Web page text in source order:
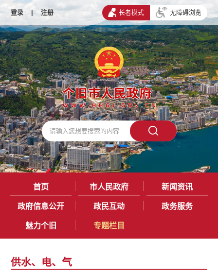
登录 | 注册 长者模式 无障碍浏览
首页 市人民政府 新闻资讯
政府信息公开 政民互动 政务服务
魅力个旧 专题栏目
供水、电、气